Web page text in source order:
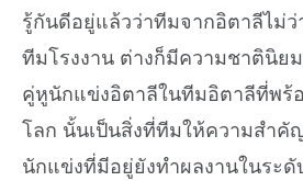
รู้กันดีอยู่แล้วว่าทีมจากอิตาลีไม่ว่
ทีมโรงงาน ต่างก็มีความชาตินิย
คู่หูนักแข่งอิตาลีในทีมอิตาลีที่พร้
โลก นั้นเป็นสิ่งที่ทีมให้ความสำคั
นักแข่งที่มีอยู่ยังทำผลงานในระ